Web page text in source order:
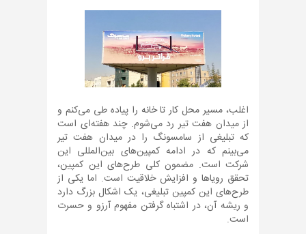
اغلب، مسیر محل کار تا خانه را پیاده طی می‌کنم و
از میدان هفت تیر رد می‌شوم. چند هفته‌ای است
که تبلیغی از سامسونگ را در میدان هفت تیر
می‌بینم که در ادامه کمپین‌های بین‌المللی این
شرکت است. مضمون کلی طرح‌های این کمپین،
تحقق رویاها و افزایش خلاقیت است. اما یکی از
طرح‌های این کمپین تبلیغی، یک اشکال بزرگ دارد
و ریشه آن، در اشتباه گرفتن مفهوم آرزو و حسرت
است.